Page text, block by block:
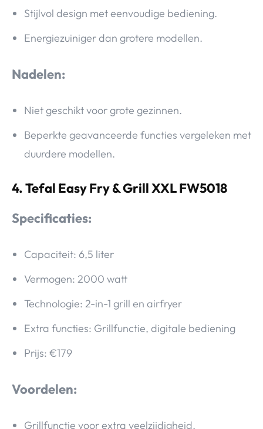
Stijlvol design met eenvoudige bediening.
Energiezuiniger dan grotere modellen.
Nadelen:
Niet geschikt voor grote gezinnen.
Beperkte geavanceerde functies vergeleken met
duurdere modellen.
4. Tefal Easy Fry & Grill XXL FW5018
Specificaties:
Capaciteit: 6,5 liter
Vermogen: 2000 watt
Technologie: 2-in-1 grill en airfryer
Extra functies: Grillfunctie, digitale bediening
Prijs: €179
Voordelen:
Grillfunctie voor extra veelzijdigheid.